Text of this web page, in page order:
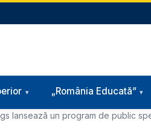
„România Educată”
lansează un program de public